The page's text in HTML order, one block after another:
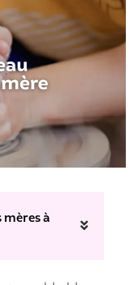
mères à